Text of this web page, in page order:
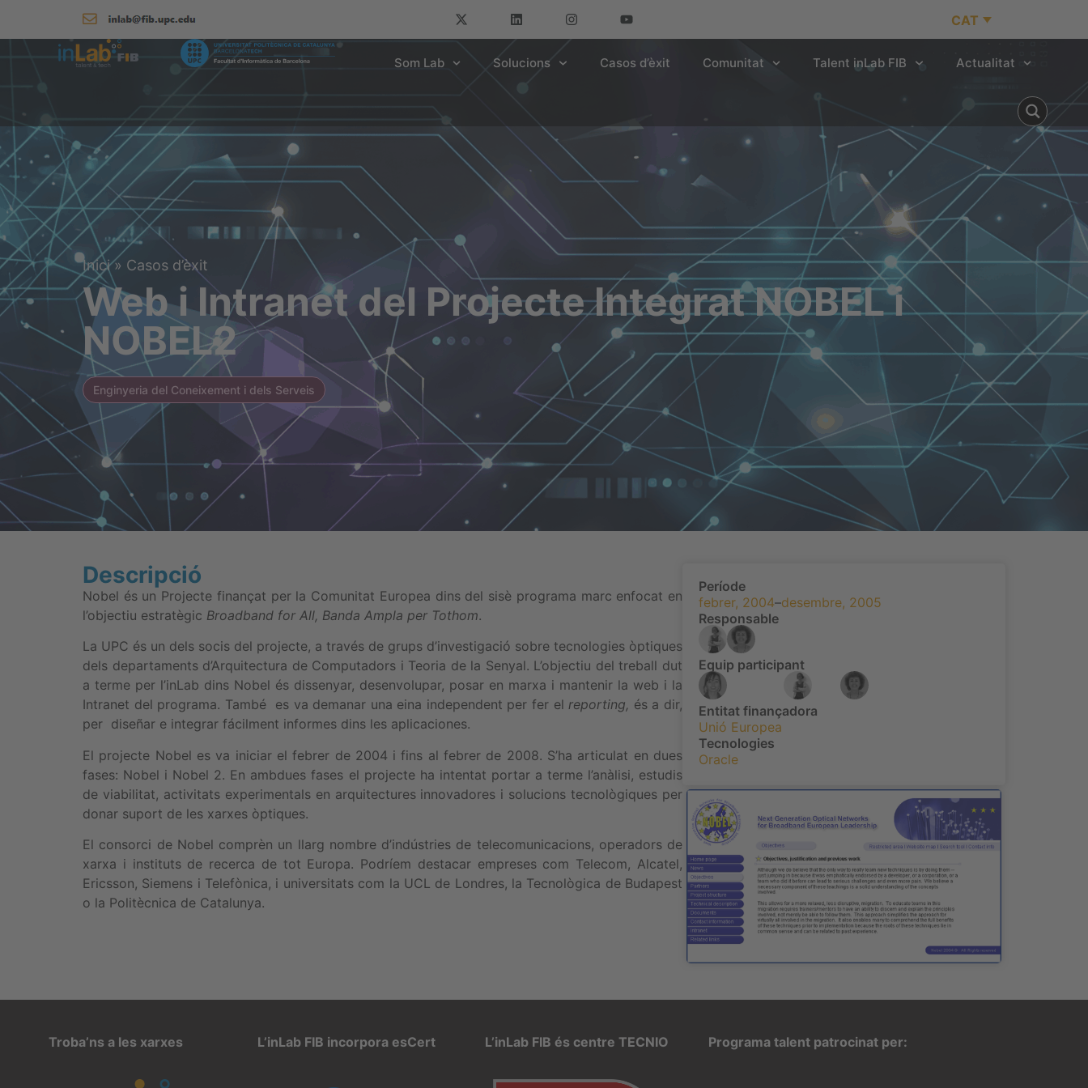
CAT
Som Lab Solucions Casos d’èxit Comunitat Talent inLab FIB Actualitat
Inici» Casos d’èxit
Web i Intranet del Projecte Integrat NOBEL i
NOBEL2
Enginyeria del Coneixement i dels Serveis
Descripció
Nobel és un Projecte finançat per la Comunitat Europea dins del sisè programa marc enfocat en
l’objectiu estratègic Broadband for All, Banda Ampla per Tothom.
La UPC és un dels socis del projecte, a través de grups d’investigació sobre tecnologies òptiques
dels departaments d’Arquitectura de Computadors i Teoria de la Senyal. L’objectiu del treball dut
a terme per l’inLab dins Nobel és dissenyar, desenvolupar, posar en marxa i mantenir la web i la
Intranet del programa. També es va demanar una eina independent per fer elreporting, és a dir,
per diseñar e integrar fácilment informes dins les aplicaciones.
El projecte Nobel es va iniciar el febrer de 2004 i fins al febrer de 2008. S’ha articulat en dues
fases: Nobel i Nobel 2. En ambdues fases el projecte ha intentat portar a terme l’anàlisi, estudis
de viabilitat, activitats experimentals en arquitectures innovadores i solucions tecnològiques per
donar suport de les xarxes òptiques.
El consorci de Nobel comprèn un llarg nombre d’indústries de telecomunicacions, operadors de
xarxa i instituts de recerca de tot Europa. Podríem destacar empreses com Telecom, Alcatel,
Ericsson, Siemens i Telefònica, i universitats com la UCL de Londres, la Tecnològica de Budapest
o la Politècnica de Catalunya.
Període
febrer, 2004–desembre, 2005
Responsable
Equip participant
Entitat finançadora
Unió Europea
Tecnologies
Oracle
Troba’ns a les xarxes L’inLab FIB incorpora esCert L’inLab FIB és centre TECNIO Programa talent patrocinat per: